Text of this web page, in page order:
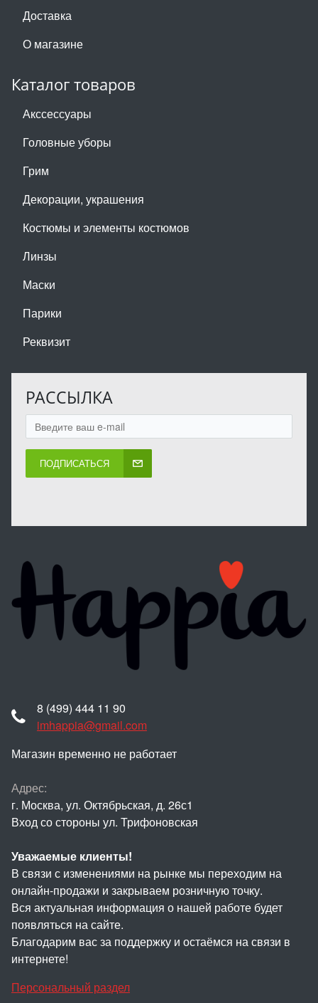
Доставка
О магазине
Каталог товаров
Акссессуары
Головные уборы
Грим
Декорации, украшения
Костюмы и элементы костюмов
Линзы
Маски
Парики
Реквизит
РАССЫЛКА
ПОДПИСАТЬСЯ
8 (499) 444 11 90
imhappia@gmail.com
Магазин временно не работает
Адрес:
г. Москва, ул. Октябрьская, д. 26с1
Вход со стороны ул. Трифоновская
Уважаемые клиенты!
В связи с изменениями на рынке мы переходим на
онлайн-продажи и закрываем розничную точку.
Вся актуальная информация о нашей работе будет
появляться на сайте.
Благодарим вас за поддержку и остаёмся на связи в
интернете!
Персональный раздел